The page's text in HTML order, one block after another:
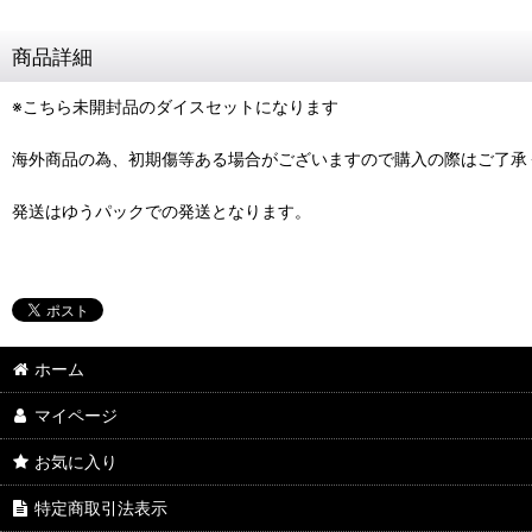
商品詳細
※こちら未開封品のダイスセットになります
海外商品の為、初期傷等ある場合がございますので購入の際はご了承
発送はゆうパックでの発送となります。
ホーム
マイページ
お気に入り
特定商取引法表示